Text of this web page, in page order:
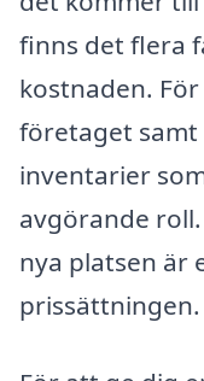
finns det flera
kostnaden.
företaget
inventarier
avgörande
nya platsen är
prissättningen.